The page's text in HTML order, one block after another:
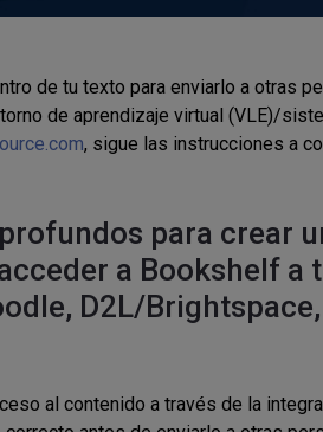
de tu texto para enviarlo a otras
de aprendizaje virtual (VLE)/
, sigue las instrucciones a
para crear
a Bookshelf a
D2L/
al contenido a través de la